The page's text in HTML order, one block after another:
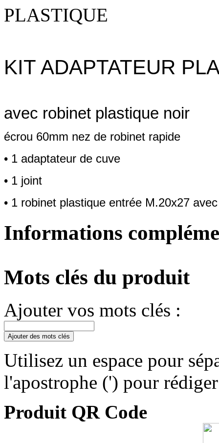
PLASTIQUE
KIT ADAPTATEUR
avec robinet plastique noir
écrou 60mm nez de robinet rapide
• 1 adaptateur de cuve
• 1 joint
• 1 robinet plastique entrée M.20x27
Informations
Mots clés du produit
Ajouter vos mots clés :
Ajouter des mots clés
Utilisez un espace pour
l'apostrophe (') pour
Produit QR Code